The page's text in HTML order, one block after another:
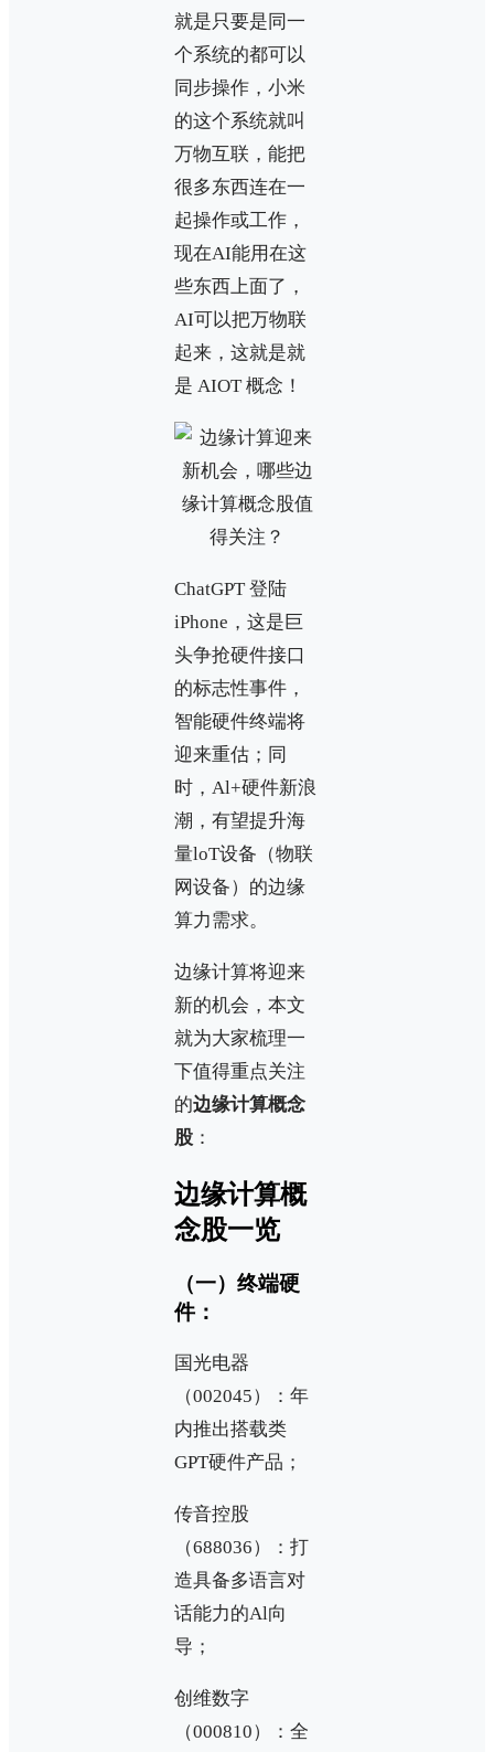
就是只要是同一
个系统的都可以
同步操作，小米
的这个系统就叫
万物互联，能把
很多东西连在一
起操作或工作，
现在AI能用在这
些东西上面了，
AI可以把万物联
起来，这就是就
是 AIOT 概念！
ChatGPT 登陆
iPhone，这是巨
头争抢硬件接口
的标志性事件，
智能硬件终端将
迎来重估；同
时，Al+硬件新浪
潮，有望提升海
量loT设备（物联
网设备）的边缘
算力需求。
边缘计算将迎来
新的机会，本文
就为大家梳理一
下值得重点关注
的边缘计算概念
股 ：
边缘计算概
念股一览
（一）终端硬
件：
国光电器
（002045）：年
内推出搭载类
GPT硬件产品；
传音控股
（688036）：打
造具备多语言对
话能力的Al向
导；
创维数字
（000810）：全